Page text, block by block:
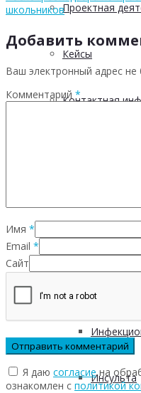
Проектная
Кейсы
Контактная
ПО
СИТУАЦИЙ
Инсульта
школьников
Добавить
Ваш электронный адрес не
Комментарий *
Имя *
Email *
Сайт
Я даю согласиена
ознакомлен с политикой